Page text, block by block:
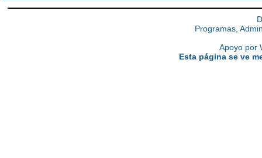
Programas,
Apoyo por
Esta página se ve